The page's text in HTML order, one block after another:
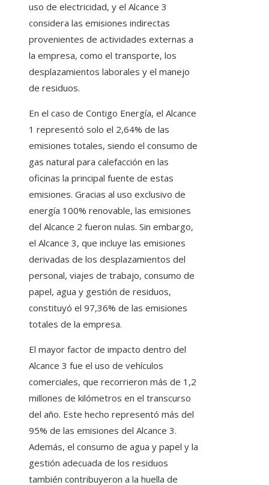
uso de electricidad, y el Alcance 3
considera las emisiones indirectas
provenientes de actividades externas a
la empresa, como el transporte, los
desplazamientos laborales y el manejo
de residuos.
En el caso de Contigo Energía, el Alcance
1 representó solo el 2,64% de las
emisiones totales, siendo el consumo de
gas natural para calefacción en las
oficinas la principal fuente de estas
emisiones. Gracias al uso exclusivo de
energía 100% renovable, las emisiones
del Alcance 2 fueron nulas. Sin embargo,
el Alcance 3, que incluye las emisiones
derivadas de los desplazamientos del
personal, viajes de trabajo, consumo de
papel, agua y gestión de residuos,
constituyó el 97,36% de las emisiones
totales de la empresa.
El mayor factor de impacto dentro del
Alcance 3 fue el uso de vehículos
comerciales, que recorrieron más de 1,2
millones de kilómetros en el transcurso
del año. Este hecho representó más del
95% de las emisiones del Alcance 3.
Además, el consumo de agua y papel y la
gestión adecuada de los residuos
también contribuyeron a la huella de